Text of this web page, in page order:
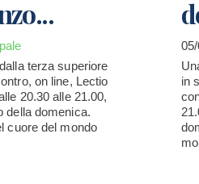
terza superiore
on line, Lectio
20.30 alle 21.00,
della domenica.
cuore del mondo
in